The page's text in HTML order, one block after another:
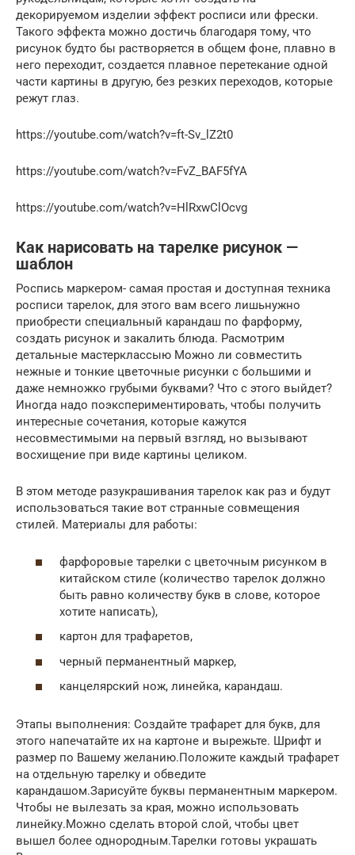
декорируемом изделии эффект росписи или фрески.
Такого эффекта можно достичь благодаря тому, что
рисунок будто бы растворяется в общем фоне, плавно в
него переходит, создается плавное перетекание одной
части картины в другую, без резких переходов, которые
режут глаз.
https://youtube.com/watch?v=ft-Sv_lZ2t0
https://youtube.com/watch?v=FvZ_BAF5fYA
https://youtube.com/watch?v=HlRxwClOcvg
Как нарисовать на тарелке рисунок —
шаблон
Роспись маркером- самая простая и доступная техника
росписи тарелок, для этого вам всего лишьнужно
приобрести специальный карандаш по фарформу,
создать рисунок и закалить блюда. Расмотрим
детальные мастерклассыю Можно ли совместить
нежные и тонкие цветочные рисунки с большими и
даже немножко грубыми буквами? Что с этого выйдет?
Иногда надо поэкспериментировать, чтобы получить
интересные сочетания, которые кажутся
несовместимыми на первый взгляд, но вызывают
восхищение при виде картины целиком.
В этом методе разукрашивания тарелок как раз и будут
использоваться такие вот странные совмещения
стилей. Материалы для работы:
фарфоровые тарелки с цветочным рисунком в
китайском стиле (количество тарелок должно
быть равно количеству букв в слове, которое
хотите написать),
картон для трафаретов,
черный перманентный маркер,
канцелярский нож, линейка, карандаш.
Этапы выполнения: Создайте трафарет для букв, для
этого напечатайте их на картоне и вырежьте. Шрифт и
размер по Вашему желанию.Положите каждый трафарет
на отдельную тарелку и обведите
карандашом.Зарисуйте буквы перманентным маркером.
Чтобы не вылезать за края, можно использовать
линейку.Можно сделать второй слой, чтобы цвет
вышел более однородным.Тарелки готовы украшать